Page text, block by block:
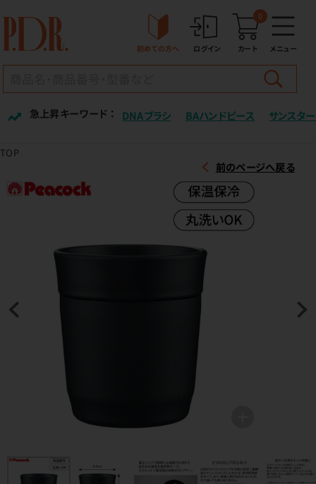
初めての方へ ログイン カート
0
メニュー
急上昇キーワード ： DNAブラシ BAハンドピース サンスター
TOP
前のページへ戻る